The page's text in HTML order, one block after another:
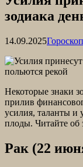
зодиака
14.09.2025Гороскоп
Некоторые знаки
прилив
усилия, таланты и
плоды. Читайте об
Рак (22